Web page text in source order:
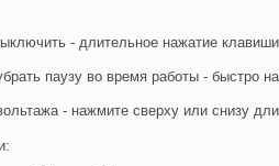
- длительное нажатие
паузу во время работы - быстро
- нажмите сверху или снизу